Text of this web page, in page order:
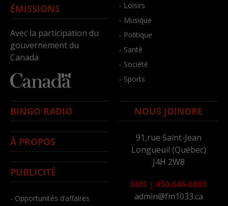
ÉMISSIONS
Avec la participation du
gouvernement du
Canada
- Loisirs
- Musique
- Politique
- Santé
- Société
- Sports
BINGO RADIO
À PROPOS
PUBLICITÉ
- Opportunités d’affaires
NOUS JOINDRE
91,rue Saint-Jean
Longueuil (Québec)
J4H 2W8
SMS | 450-646-6800
admin@fm1033.ca